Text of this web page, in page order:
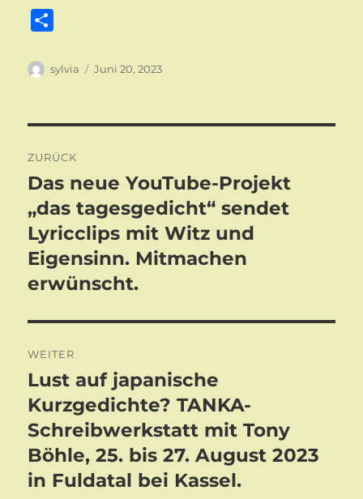
i
Autor
sylvia
Veröffentlicht
Juni 20, 2023
ZURÜCK
Vorheriger
Beitrag:
Das neue YouTube-Projekt
„das tagesgedicht“ sendet
Lyricclips mit Witz und
Eigensinn. Mitmachen
erwünscht.
WEITER
Nächster
Beitrag:
Lust auf japanische
Kurzgedichte? TANKA-
Schreibwerkstatt mit Tony
Böhle, 25. bis 27. August 2023
in Fuldatal bei Kassel.